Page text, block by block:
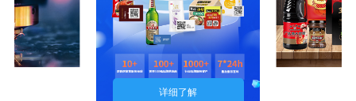
详细了解